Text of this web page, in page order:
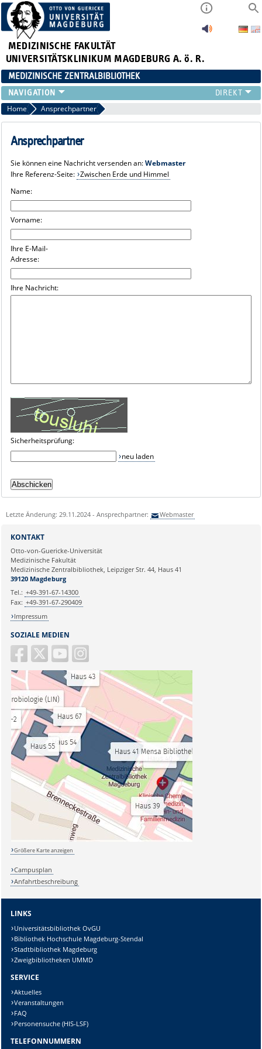
MEDIZINISCHE FAKULTÄT
UNIVERSITÄTSKLINIKUM MAGDEBURG A. ö. R.
MEDIZINISCHE ZENTRALBIBLIOTHEK
LITERATURSUCHE
SERVICE
INFORMATIONSKOMPETENZ
PUBLIZIEREN
SUCHE A-Z
Home Ansprechpartner
Ansprechpartner
Sie können eine Nachricht versenden an:Webmaster
Ihre Referenz-Seite: Zwischen Erde und Himmel
Name:
Vorname:
Ihre E-Mail-
Adresse:
Ihre Nachricht:
Sicherheitsprüfung:
neu laden
Letzte Änderung: 29.11.2024 - Ansprechpartner: Webmaster
SOZIALE MEDIEN
KONTAKT
Otto-von-Guericke-Universität
Medizinische Fakultät
Medizinische Zentralbibliothek, Leipziger Str. 44, Haus 41
39120 Magdeburg
Tel.: +49-391-67-14300
Fax: +49-391-67-290409
Impressum
Größere Karte anzeigen
Campusplan
Anfahrtbeschreibung
LINKS
Universitätsbibliothek OvGU
Bibliothek Hochschule Magdeburg-Stendal
Stadtbibliothek Magdeburg
Zweigbibliotheken UMMD
SERVICE
Aktuelles
Veranstaltungen
FAQ
Personensuche (HIS-LSF)
TELEFONNUMMERN